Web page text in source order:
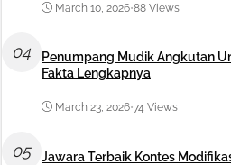
March 10, 2026•88 Views
04
Penumpang Mudik Angkutan
Fakta Lengkapnya
March 23, 2026•74 Views
05 Jawara Terbaik Kontes